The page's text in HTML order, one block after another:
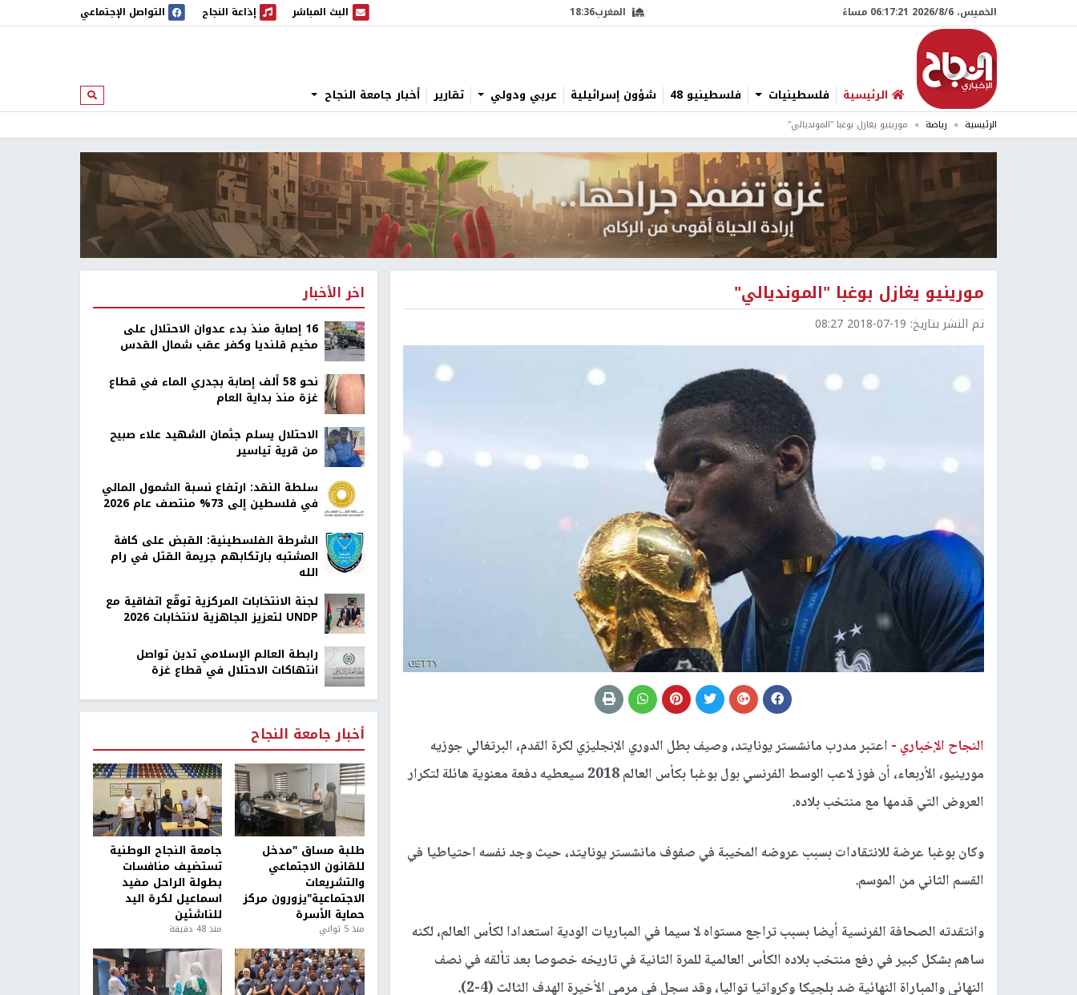
الخميس، 6/‏8/‏2026 06:17:22 مساءً المغرب18:36 البث المباشر
البث المباشر إذاعة النجاح
إذاعة النجاح التواصل الإجتماعي
الرئيسية فلسطينيات فلسطينيو 48 شؤون إسرائيلية عربي ودولي تقارير أخبار جامعة النجاح ابحث
الرئيسية رياضة مورينيو يغازل بوغبا "المونديالي"
مورينيو يغازل بوغبا "المونديالي"
تم النشر بتاريخ: 2018-07-19 08:27
النجاح الإخباري - اعتبر مدرب مانشستر يونايتد، وصيف بطل الدوري الإنجليزي لكرة القدم، البرتغالي جوزيه
مورينيو، الأربعاء، أن فوز لاعب الوسط الفرنسي بول بوغبا بكأس العالم 2018 سيعطيه دفعة معنوية هائلة لتكرار
العروض التي قدمها مع منتخب بلاده.
وكان بوغبا عرضة للانتقادات بسبب عروضه المخيبة في صفوف مانشستر يونايتد، حيث وجد نفسه احتياطيا في
القسم الثاني من الموسم.
وانتقدته الصحافة الفرنسية أيضا بسبب تراجع مستواه لا سيما في المباريات الودية استعدادا لكأس العالم، لكنه
ساهم بشكل كبير في رفع منتخب بلاده الكأس العالمية للمرة الثانية في تاريخه خصوصا بعد تألقه في نصف
النهائي والمباراة النهائية ضد بلجيكا وكرواتيا تواليا، وقد سجل في مرمى الأخيرة الهدف الثالث (4-2).
اخر الأخبار
16 إصابة منذ بدء عدوان الاحتلال على
مخيم قلنديا وكفر عقب شمال القدس
نحو 58 ألف إصابة بجدري الماء في قطاع
غزة منذ بداية العام
الاحتلال يسلم جثمان الشهيد علاء صبيح
من قرية تياسير
سلطة النقد: ارتفاع نسبة الشمول المالي
في فلسطين إلى 73% منتصف عام 2026
الشرطة الفلسطينية: القبض على كافة
المشتبه بارتكابهم جريمة القتل في رام
الله
لجنة الانتخابات المركزية توقّع اتفاقية مع
UNDP لتعزيز الجاهزية لانتخابات 2026
رابطة العالم الإسلامي تدين تواصل
انتهاكات الاحتلال في قطاع غزة
أخبار جامعة النجاح
طلبة مساق "مدخل
للقانون الاجتماعي
والتشريعات
الاجتماعية"يزورون مركز
حماية الأسرة
منذ 5 ثواني
جامعة النجاح الوطنية
تستضيف منافسات
بطولة الراحل مفيد
اسماعيل لكرة اليد
للناشئين
منذ 48 دقيقة